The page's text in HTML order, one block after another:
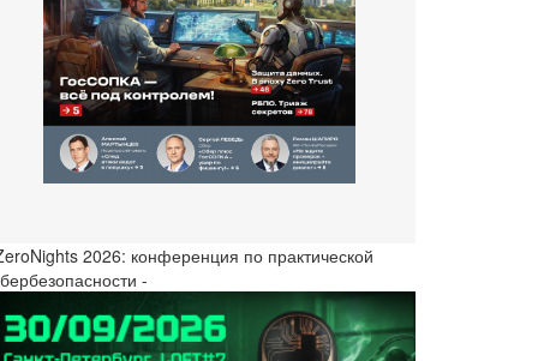
2026: конференция по практической
-